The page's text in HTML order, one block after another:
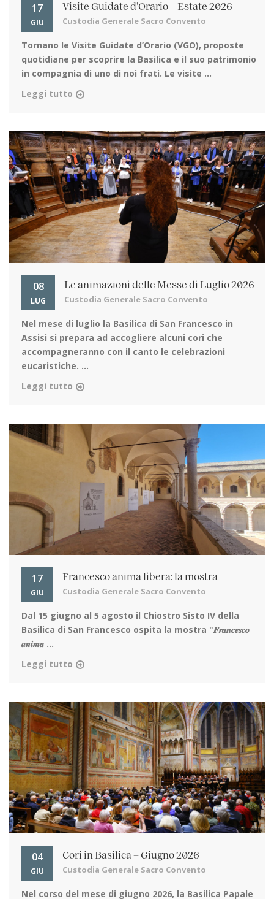
17
GIU
Visite Guidate d’Orario – Estate 2026
Custodia Generale Sacro Convento
Tornano le Visite Guidate d’Orario (VGO), proposte
quotidiane per scoprire la Basilica e il suo patrimonio
in compagnia di uno di noi frati. Le visite ...
Leggi tutto
08
LUG
Le animazioni delle Messe di Luglio 2026
Custodia Generale Sacro Convento
Nel mese di luglio la Basilica di San Francesco in
Assisi si prepara ad accogliere alcuni cori che
accompagneranno con il canto le celebrazioni
eucaristiche. ...
Leggi tutto
17
GIU
Francesco anima libera: la mostra
Custodia Generale Sacro Convento
Dal 15 giugno al 5 agosto il Chiostro Sisto IV della
Basilica di San Francesco ospita la mostra "𝑭𝒓𝒂𝒏𝒄𝒆𝒔𝒄𝒐
𝒂𝒏𝒊𝒎𝒂 ...
Leggi tutto
04
GIU
Cori in Basilica – Giugno 2026
Custodia Generale Sacro Convento
Nel corso del mese di giugno 2026, la Basilica Papale